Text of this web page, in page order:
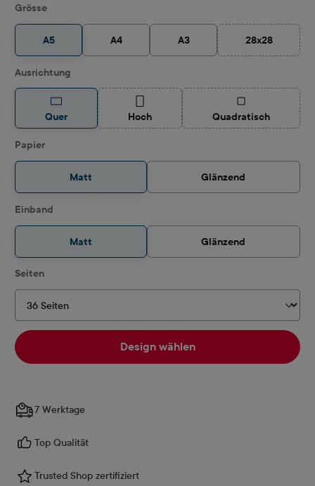
Grösseauswählen
A5 A4 A3 28x28
(Diese
Ausrichtungauswählen
Quer Hoch(Diese Option ist zurzeit nicht verfügbar.)
Quadratisch(Diese Option ist
Papierauswählen
Matt Glänzend
Einband
Matt Glänzend
Seitenauswählen
Design wählen
7 Werktage
Top Qualität
Trusted Shop zertifiziert